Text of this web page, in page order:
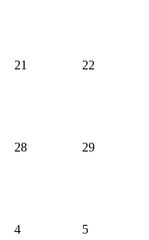
21 22
28 29
4 5